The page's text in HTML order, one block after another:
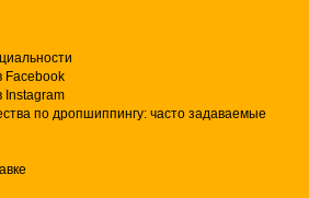
Facebook
Instagram
по дропшиппингу: часто задаваемые